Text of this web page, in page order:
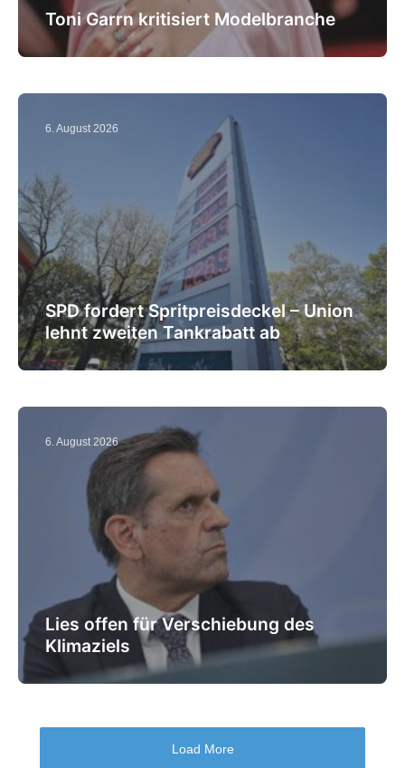
Toni Garrn kritisiert Modelbranche
6. August 2026
SPD fordert Spritpreisdeckel – Union
lehnt zweiten Tankrabatt ab
6. August 2026
Lies offen für Verschiebung des
Klimaziels
Load More